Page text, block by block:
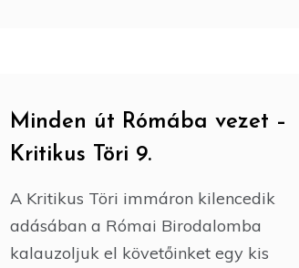
Minden út Rómába vezet –
Kritikus Töri 9.
A Kritikus Töri immáron kilencedik
adásában a Római Birodalomba
kalauzoljuk el követőinket egy kis